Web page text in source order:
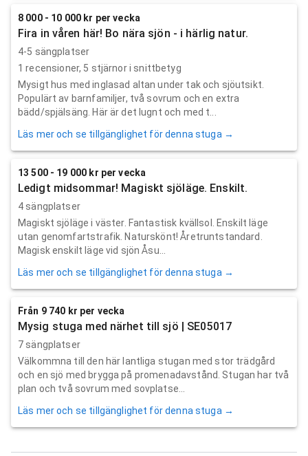
8 000 - 10 000 kr per vecka
Fira in våren här! Bo nära sjön - i härlig natur.
4-5 sängplatser
1 recensioner, 5 stjärnor i snittbetyg
Mysigt hus med inglasad altan under tak och sjöutsikt.
Populärt av barnfamiljer, två sovrum och en extra
bädd/spjälsäng. Här är det lugnt och med t...
Läs mer och se tillgänglighet för denna stuga →
13 500 - 19 000 kr per vecka
Ledigt midsommar! Magiskt sjöläge. Enskilt.
4 sängplatser
Magiskt sjöläge i väster. Fantastisk kvällsol. Enskilt läge
utan genomfartstrafik. Naturskönt! Åretruntstandard.
Magisk enskilt läge vid sjön Åsu...
Läs mer och se tillgänglighet för denna stuga →
Från 9 740 kr per vecka
Mysig stuga med närhet till sjö | SE05017
7 sängplatser
Välkommna till den här lantliga stugan med stor trädgård
och en sjö med brygga på promenadavstånd. Stugan har två
plan och två sovrum med sovplatse...
Läs mer och se tillgänglighet för denna stuga →